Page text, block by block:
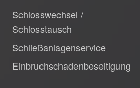
Schlosswechsel /
Schlosstausch
Schließanlagenservice
Einbruchschadenbeseitigung